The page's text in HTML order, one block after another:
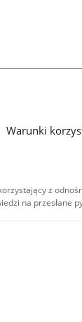
Warunki
z
na przesłane
i wideo,
-